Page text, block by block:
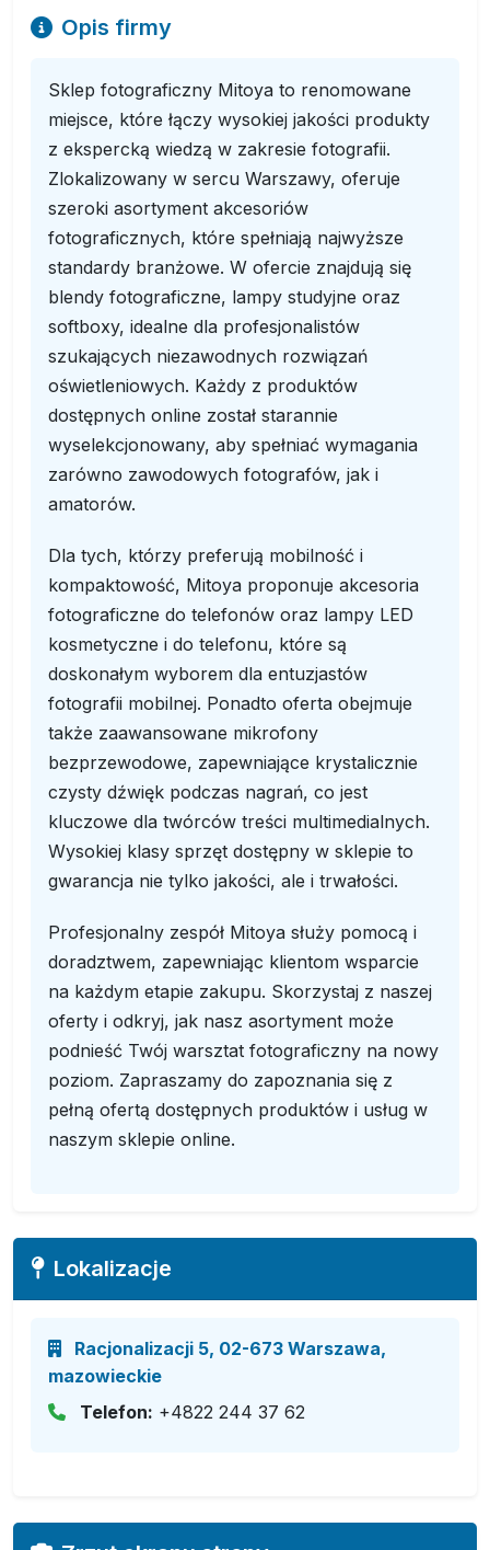
Opis firmy
Sklep fotograficzny Mitoya to renomowane
miejsce, które łączy wysokiej jakości produkty
z ekspercką wiedzą w zakresie fotografii.
Zlokalizowany w sercu Warszawy, oferuje
szeroki asortyment akcesoriów
fotograficznych, które spełniają najwyższe
standardy branżowe. W ofercie znajdują się
blendy fotograficzne, lampy studyjne oraz
softboxy, idealne dla profesjonalistów
szukających niezawodnych rozwiązań
oświetleniowych. Każdy z produktów
dostępnych online został starannie
wyselekcjonowany, aby spełniać wymagania
zarówno zawodowych fotografów, jak i
amatorów.
Dla tych, którzy preferują mobilność i
kompaktowość, Mitoya proponuje akcesoria
fotograficzne do telefonów oraz lampy LED
kosmetyczne i do telefonu, które są
doskonałym wyborem dla entuzjastów
fotografii mobilnej. Ponadto oferta obejmuje
także zaawansowane mikrofony
bezprzewodowe, zapewniające krystalicznie
czysty dźwięk podczas nagrań, co jest
kluczowe dla twórców treści multimedialnych.
Wysokiej klasy sprzęt dostępny w sklepie to
gwarancja nie tylko jakości, ale i trwałości.
Profesjonalny zespół Mitoya służy pomocą i
doradztwem, zapewniając klientom wsparcie
na każdym etapie zakupu. Skorzystaj z naszej
oferty i odkryj, jak nasz asortyment może
podnieść Twój warsztat fotograficzny na nowy
poziom. Zapraszamy do zapoznania się z
pełną ofertą dostępnych produktów i usług w
naszym sklepie online.
Lokalizacje
Racjonalizacji 5, 02-673 Warszawa,
mazowieckie
Telefon: +4822 244 37 62